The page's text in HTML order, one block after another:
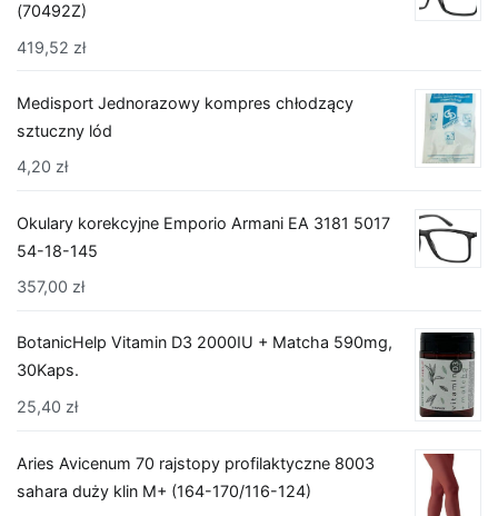
(70492Z)
419,52 zł
Medisport Jednorazowy kompres chłodzący
sztuczny lód
4,20 zł
Okulary korekcyjne Emporio Armani EA 3181 5017
54-18-145
357,00 zł
BotanicHelp Vitamin D3 2000IU + Matcha 590mg,
30Kaps.
25,40 zł
Aries Avicenum 70 rajstopy profilaktyczne 8003
sahara duży klin M+ (164-170/116-124)